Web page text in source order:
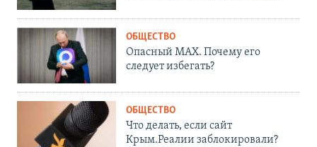
ОБЩЕСТВО
Опасный MAX. Почему его
следует избегать?
ОБЩЕСТВО
Что делать, если сайт
Крым.Реалии заблокировали?